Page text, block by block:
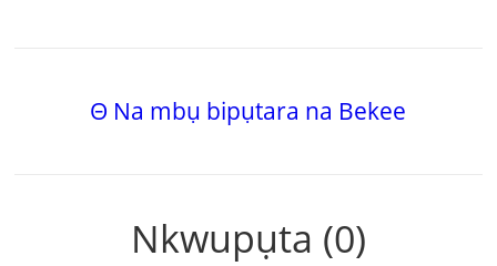
Θ Na mbụ bipụtara na Bekee
Nkwupụta (0)